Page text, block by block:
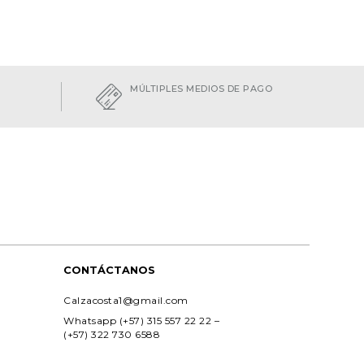
MÚLTIPLES MEDIOS DE PAGO
CONTÁCTANOS
Calzacosta1@gmail.com
Whatsapp (+57) 315 557 22 22 –
(+57) 322 730 6588